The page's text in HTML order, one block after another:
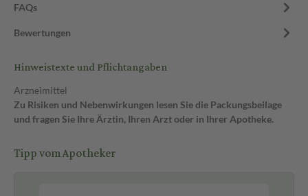
FAQs
Bewertungen
Hinweistexte und Pflichtangaben
Arzneimittel
Zu Risiken und Nebenwirkungen lesen Sie die Packungsbeilage
und fragen Sie Ihre Ärztin, Ihren Arzt oder in Ihrer Apotheke.
Tipp vom Apotheker